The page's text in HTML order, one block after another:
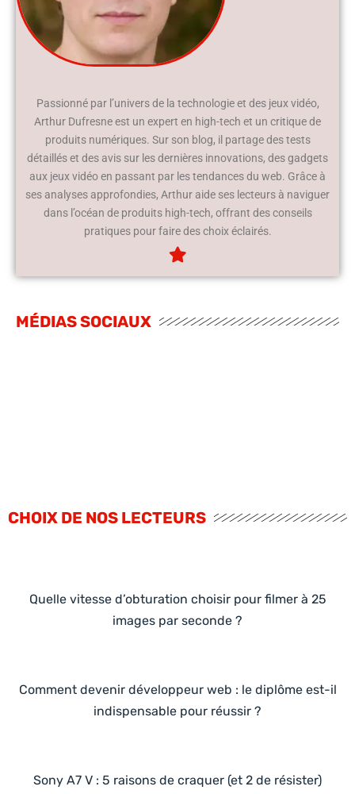
Passionné par l’univers de la technologie et des jeux vidéo,
Arthur Dufresne est un expert en high-tech et un critique de
produits numériques. Sur son blog, il partage des tests
détaillés et des avis sur les dernières innovations, des gadgets
aux jeux vidéo en passant par les tendances du web. Grâce à
ses analyses approfondies, Arthur aide ses lecteurs à naviguer
dans l’océan de produits high-tech, offrant des conseils
pratiques pour faire des choix éclairés.
MÉDIAS SOCIAUX
CHOIX DE NOS LECTEURS
Quelle vitesse d’obturation choisir pour filmer à 25
images par seconde ?
Comment devenir développeur web : le diplôme est-il
indispensable pour réussir ?
Sony A7 V : 5 raisons de craquer (et 2 de résister)